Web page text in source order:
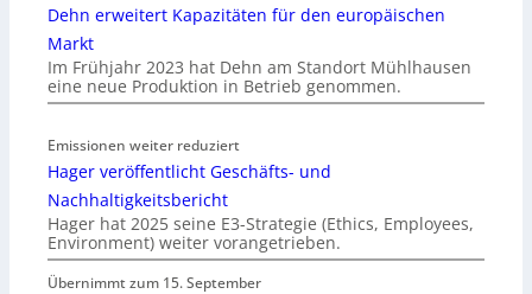
Dehn erweitert Kapazitäten für den europäischen
Markt
Im Frühjahr 2023 hat Dehn am Standort Mühlhausen
eine neue Produktion in Betrieb genommen.
Emissionen weiter reduziert
Hager veröffentlicht Geschäfts- und
Nachhaltigkeitsbericht
Hager hat 2025 seine E3-Strategie (Ethics, Employees,
Environment) weiter vorangetrieben.
Übernimmt zum 15. September